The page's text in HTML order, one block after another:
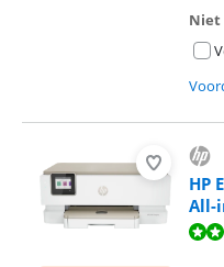
Niet
HP
All-
Beoordeling is 8,4 van de 10,